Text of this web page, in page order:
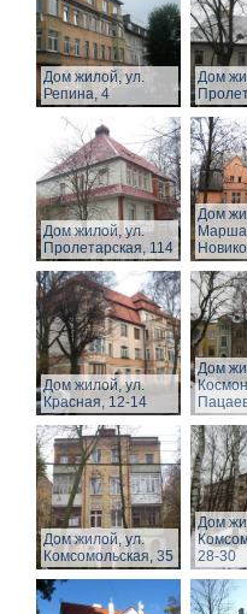
Дом жилой, ул.
Репина, 4
Дом
Дом жилой, ул.
Пролетарская, 114
Дом
Дом жилой, ул.
Красная, 12-14
Дом
Дом жилой, ул.
Комсомольская, 35
Дом
28-30